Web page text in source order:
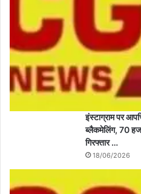
इंस्टाग्राम पर
ब्लैकमेलिंग, 70
गिरफ्तार …
18/06/2026